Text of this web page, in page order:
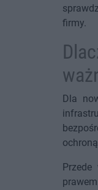
firmy.
Dla